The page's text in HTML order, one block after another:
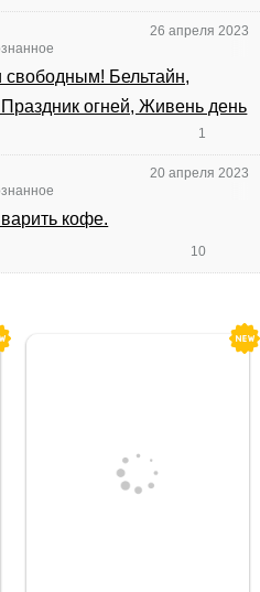
26 апреля 2023
Бельтайн,
огней, Живень день
1
20 апреля 2023
кофе.
10